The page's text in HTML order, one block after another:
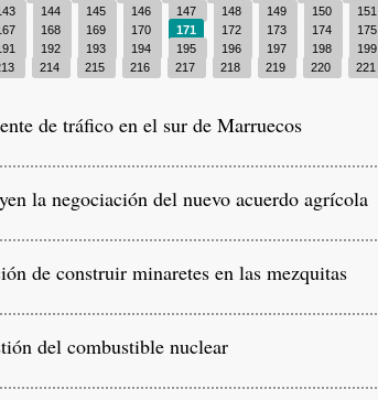
144 145 146 147 148 149 150 151
168 169 170 171 172 173 174 175
192 193 194 195 196 197 198 199
214 215 216 217 218 219 220 221
de tráfico en el sur de Marruecos
la negociación del nuevo acuerdo agrícola
de construir minaretes en las mezquitas
del combustible nuclear